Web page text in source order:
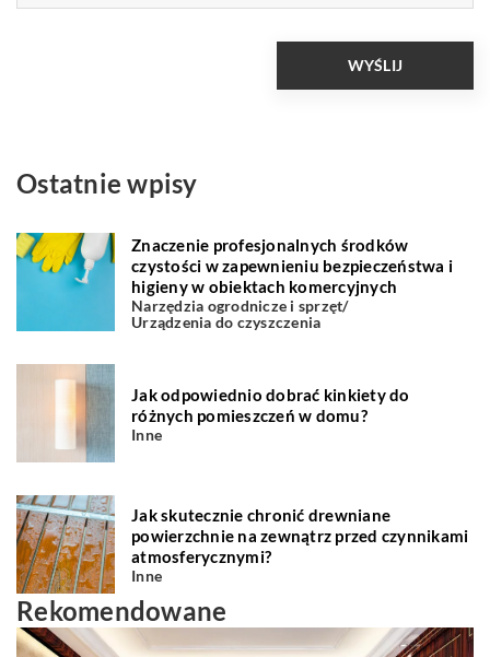
Ostatnie wpisy
Znaczenie profesjonalnych środków
czystości w zapewnieniu bezpieczeństwa i
higieny w obiektach komercyjnych
Narzędzia ogrodnicze i sprzęt/
Urządzenia do czyszczenia
Jak odpowiednio dobrać kinkiety do
różnych pomieszczeń w domu?
Inne
Jak skutecznie chronić drewniane
powierzchnie na zewnątrz przed czynnikami
atmosferycznymi?
Inne
Rekomendowane